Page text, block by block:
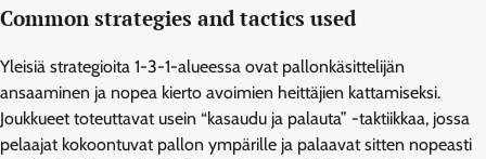
Common strategies and tactics used
Yleisiä strategioita 1-3-1-alueessa ovat pallonkäsittelijän
ansaaminen ja nopea kierto avoimien heittäjien kattamiseksi.
Joukkueet toteuttavat usein “kasaudu ja palauta” -taktiikkaa, jossa
pelaajat kokoontuvat pallon ympärille ja palaavat sitten nopeasti